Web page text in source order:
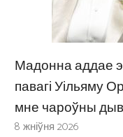
Мадонна аддае
павагі Уільяму
мне чароўны
8 жніўня 2026